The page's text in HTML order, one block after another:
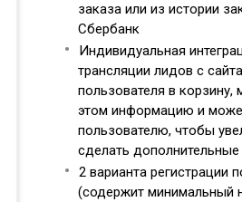
заказа или из истории
Сбербанк
Индивидуальная
трансляции лидов с
пользователя в
этом информацию и
пользователю, чтобы
сделать дополнительные
2 варианта регистрации
(содержит минимальный